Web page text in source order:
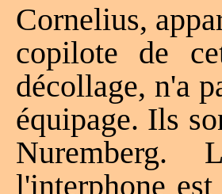
Cornelius,
copilote de
décollage, n'a
équipage. Ils
Nuremberg.
l'interphone